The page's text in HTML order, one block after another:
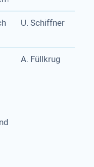
U. Schiffner
A. Füllkrug